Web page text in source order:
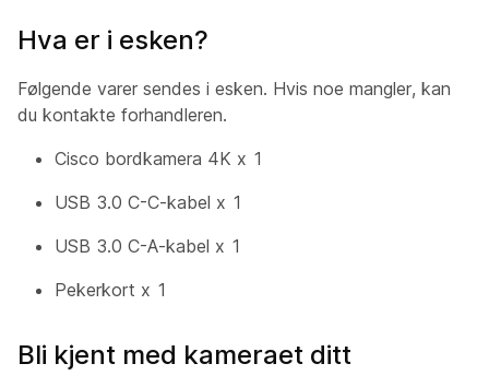
Hva er i esken?
Følgende varer sendes i esken. Hvis noe mangler, kan
du kontakte forhandleren.
Cisco bordkamera 4K x 1
USB 3.0 C-C-kabel x 1
USB 3.0 C-A-kabel x 1
Pekerkort x 1
Bli kjent med kameraet ditt